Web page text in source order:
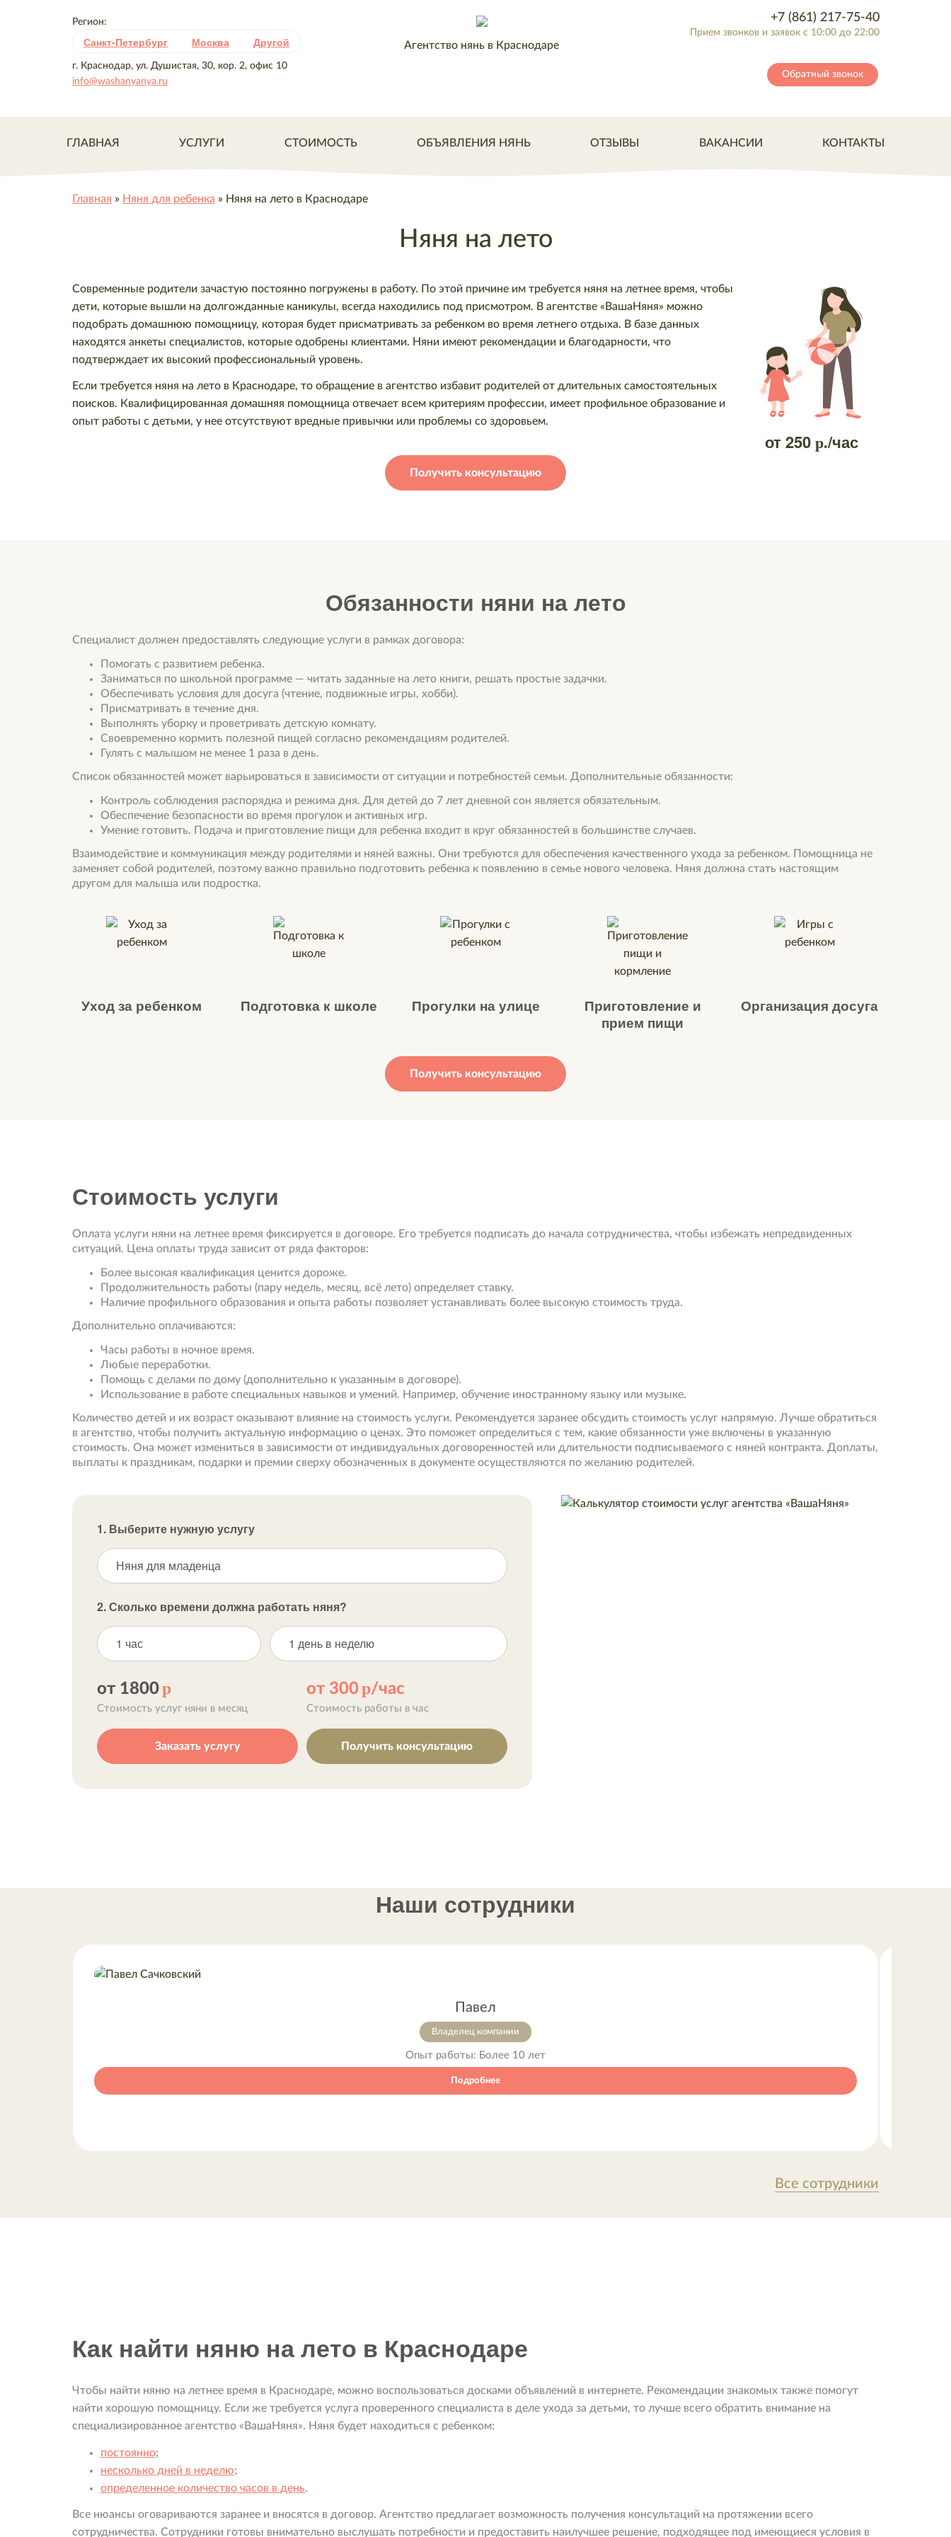
г. Краснодар, ул. Душистая, 30, кор. 2, офис 10
info@washanyanya.ru
Агентство нянь в Краснодаре
+7 (861) 217-75-40
Прием звонков и заявок с 10:00 до 22:00
Обратный звонок
Регион:
Санкт-Петербург Москва Другой
ГЛАВНАЯ УСЛУГИ СТОИМОСТЬ ОБЪЯВЛЕНИЯ НЯНЬ ОТЗЫВЫ ВАКАНСИИ КОНТАКТЫ
Главная » Няня для ребенка » Няня на лето в Краснодаре
Няня на лето
от250 р./час
Современные родители зачастую постоянно погружены в работу. По этой причине им требуется няня на летнее время, чтобы
дети, которые вышли на долгожданные каникулы, всегда находились под присмотром. В агентстве «ВашаНяня» можно
подобрать домашнюю помощницу, которая будет присматривать за ребенком во время летнего отдыха. В базе данных
находятся анкеты специалистов, которые одобрены клиентами. Няни имеют рекомендации и благодарности, что
подтверждает их высокий профессиональный уровень.
Если требуется няня на лето в Краснодаре, то обращение в агентство избавит родителей от длительных самостоятельных
поисков. Квалифицированная домашняя помощница отвечает всем критериям профессии, имеет профильное образование и
опыт работы с детьми, у нее отсутствуют вредные привычки или проблемы со здоровьем.
Получить консультацию
Обязанности няни на лето
Специалист должен предоставлять следующие услуги в рамках договора:
Помогать с развитием ребенка.
Заниматься по школьной программе — читать заданные на лето книги, решать простые задачки.
Обеспечивать условия для досуга (чтение, подвижные игры, хобби).
Присматривать в течение дня.
Выполнять уборку и проветривать детскую комнату.
Своевременно кормить полезной пищей согласно рекомендациям родителей.
Гулять с малышом не менее 1 раза в день.
Список обязанностей может варьироваться в зависимости от ситуации и потребностей семьи. Дополнительные обязанности:
Контроль соблюдения распорядка и режима дня. Для детей до 7 лет дневной сон является обязательным.
Обеспечение безопасности во время прогулок и активных игр.
Умение готовить. Подача и приготовление пищи для ребенка входит в круг обязанностей в большинстве случаев.
Взаимодействие и коммуникация между родителями и няней важны. Они требуются для обеспечения качественного ухода за ребенком. Помощница не
заменяет собой родителей, поэтому важно правильно подготовить ребенка к появлению в семье нового человека. Няня должна стать настоящим
другом для малыша или подростка.
Уход за ребенком Подготовка к школе Прогулки на улице
Приготовление и
прием пищи
Организация досуга
Получить консультацию
Стоимость услуги
Оплата услуги няни на летнее время фиксируется в договоре. Его требуется подписать до начала сотрудничества, чтобы избежать непредвиденных
ситуаций. Цена оплаты труда зависит от ряда факторов:
Более высокая квалификация ценится дороже.
Продолжительность работы (пару недель, месяц, всё лето) определяет ставку.
Наличие профильного образования и опыта работы позволяет устанавливать более высокую стоимость труда.
Дополнительно оплачиваются:
Часы работы в ночное время.
Любые переработки.
Помощь с делами по дому (дополнительно к указанным в договоре).
Использование в работе специальных навыков и умений. Например, обучение иностранному языку или музыке.
Количество детей и их возраст оказывают влияние на стоимость услуги. Рекомендуется заранее обсудить стоимость услуг напрямую. Лучше обратиться
в агентство, чтобы получить актуальную информацию о ценах. Это поможет определиться с тем, какие обязанности уже включены в указанную
стоимость. Она может измениться в зависимости от индивидуальных договоренностей или длительности подписываемого с няней контракта. Доплаты,
выплаты к праздникам, подарки и премии сверху обозначенных в документе осуществляются по желанию родителей.
1. Выберите нужную услугу
Няня для младенца
2. Сколько времени должна работать няня?
1 час 1 день в неделю
от 1800р
Стоимость услуг няни в месяц
от 300р/час
Стоимость работы в час
Заказать услугу Получить консультацию
Наши сотрудники
Павел
Владелец компании
Опыт работы: Более 10 лет
Подробнее
Все сотрудники
Как найти няню на лето в Краснодаре
Чтобы найти няню на летнее время в Краснодаре, можно воспользоваться досками объявлений в интернете. Рекомендации знакомых также помогут
найти хорошую помощницу. Если же требуется услуга проверенного специалиста в деле ухода за детьми, то лучше всего обратить внимание на
специализированное агентство «ВашаНяня». Няня будет находиться с ребенком:
постоянно;
несколько дней в неделю;
определенное количество часов в день.
Все нюансы оговариваются заранее и вносятся в договор. Агентство предлагает возможность получения консультаций на протяжении всего
сотрудничества. Сотрудники готовы внимательно выслушать потребности и предоставить наилучшее решение, подходящее под имеющиеся условия в